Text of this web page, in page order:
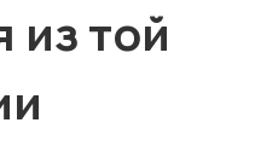
из той